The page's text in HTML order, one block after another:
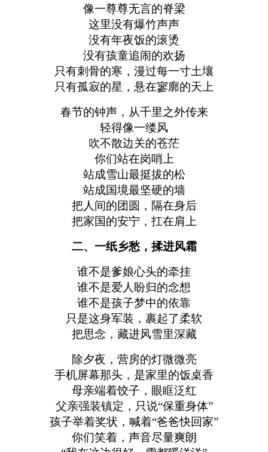
像一尊尊无言的脊梁
这里没有爆竹声声
没有年夜饭的滚烫
没有孩童追闹的欢扬
只有刺骨的寒，漫过每一寸土壤
只有孤寂的星，悬在寥廓的天上
春节的钟声，从千里之外传来
轻得像一缕风
吹不散边关的苍茫
你们站在岗哨上
站成雪山最挺拔的松
站成国境最坚硬的墙
把人间的团圆，隔在身后
把家国的安宁，扛在肩上
二、一纸乡愁，揉进风霜
谁不是爹娘心头的牵挂
谁不是爱人盼归的念想
谁不是孩子梦中的依靠
只是这身军装，裹起了柔软
把思念，藏进风雪里深藏
除夕夜，营房的灯微微亮
手机屏幕那头，是家里的饭桌香
母亲端着饺子，眼眶泛红
父亲强装镇定，只说“保重身体”
孩子举着奖状，喊着“爸爸快回家”
你们笑着，声音尽量爽朗